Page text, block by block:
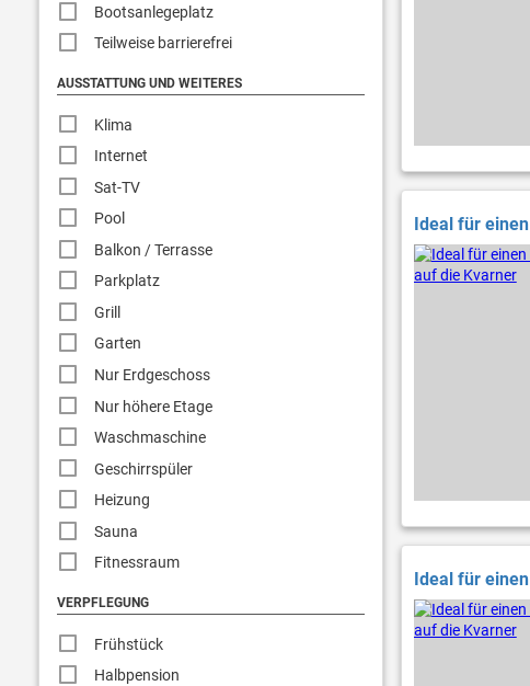
Bootsanlegeplatz
Teilweise barrierefrei
AUSSTATTUNG UND WEITERES
Klima
Internet
Sat-TV
Pool
Balkon / Terrasse
Parkplatz
Grill
Garten
Nur Erdgeschoss
Nur höhere Etage
Waschmaschine
Geschirrspüler
Heizung
Sauna
Fitnessraum
VERPFLEGUNG
Frühstück
Halbpension
Ideal für
Ideal für